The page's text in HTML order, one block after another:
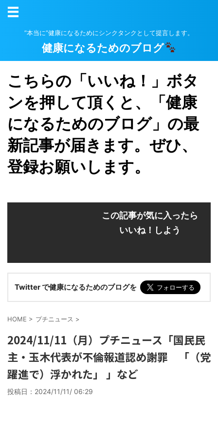
”本当に”健康になるためにシンクタンクとして提言します。
健康になるためのブログ
こちらの「いいね！」ボタ
ンを押して頂くと、「健康
になるためのブログ」の最
新記事が届きます。ぜひ、
登録お願いします。
この記事が気に入ったら
いいね！しよう
Twitter で健康になるためのブログを
HOME > プチニュース >
2024/11/11（月）プチニュース「国民民
主・玉木代表が不倫報道認め謝罪 「（党
躍進で）浮かれた」 」など
投稿日： 2024/11/11/ 06:29